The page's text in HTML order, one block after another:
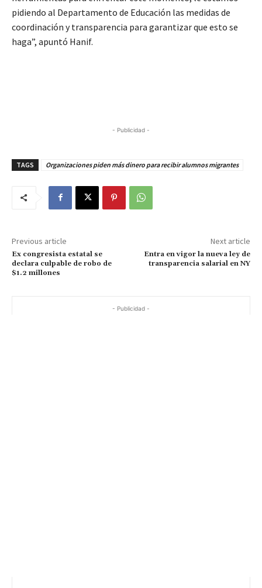
pidiendo al Departamento de Educación las medidas de
coordinación y transparencia para garantizar que esto se
haga”, apuntó Hanif.
- Publicidad -
TAGS Organizaciones piden más dinero para recibir alumnos migrantes
Previous article
Ex congresista estatal se
declara culpable de robo de
$1.2 millones
Next article
Entra en vigor la nueva ley de
transparencia salarial en NY
- Publicidad -